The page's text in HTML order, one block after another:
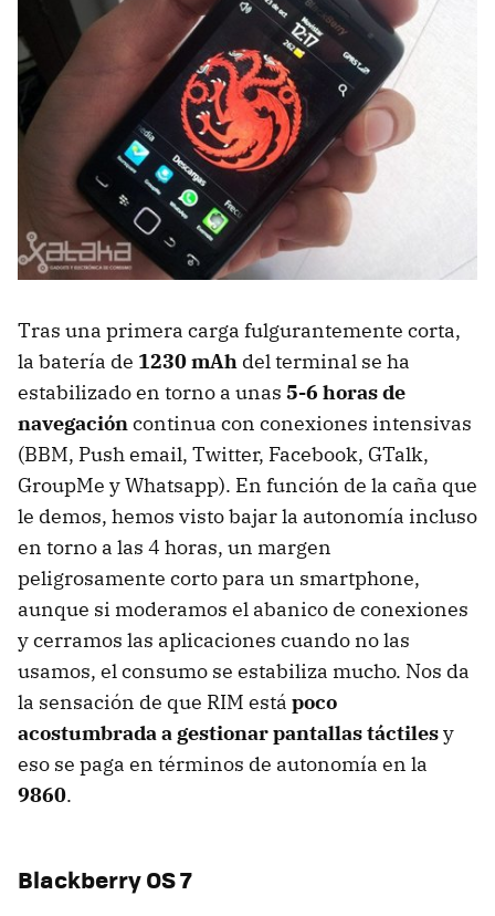
Tras una primera carga fulgurantemente corta,
la batería de 1230 mAh del terminal se ha
estabilizado en torno a unas 5-6 horas de
navegacióncontinua con conexiones intensivas
(BBM, Push email, Twitter, Facebook, GTalk,
GroupMe y Whatsapp). En función de la caña que
le demos, hemos visto bajar la autonomía incluso
en torno a las 4 horas, un margen
peligrosamente corto para un smartphone,
aunque si moderamos el abanico de conexiones
y cerramos las aplicaciones cuando no las
usamos, el consumo se estabiliza mucho. Nos da
la sensación de que RIM está poco
acostumbrada a gestionar pantallas táctilesy
eso se paga en términos de autonomía en la
9860.
Blackberry OS 7